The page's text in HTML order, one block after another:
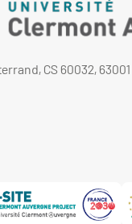
CS 60032,